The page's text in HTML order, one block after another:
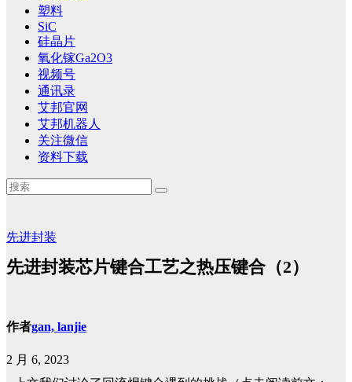
塑料
SiC
硅晶片
氧化镓Ga2O3
视频号
通讯录
艾邦官网
艾邦机器人
关注微信
资料下载
先进封装
先进封装芯片键合工艺之热压键合（2）
作者gan, lanjie
2 月 6, 2023